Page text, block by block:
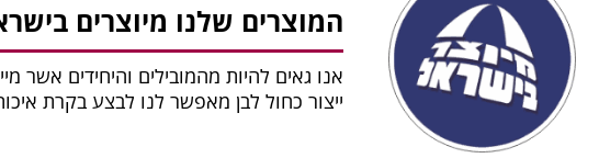
המוצרים שלנו מיוצרים
אנו גאים להיות מהמובילים והיחידים אשר
ייצור כחול לבן מאפשר לנו לבצע בקרת